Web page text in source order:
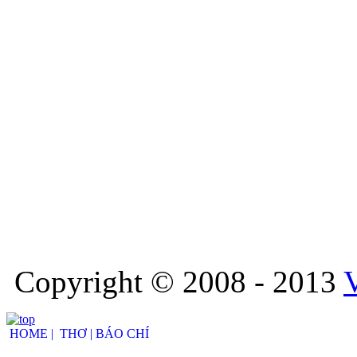
Copyright © 2008 - 2013
HOME | THƠ | BÁO CHÍ